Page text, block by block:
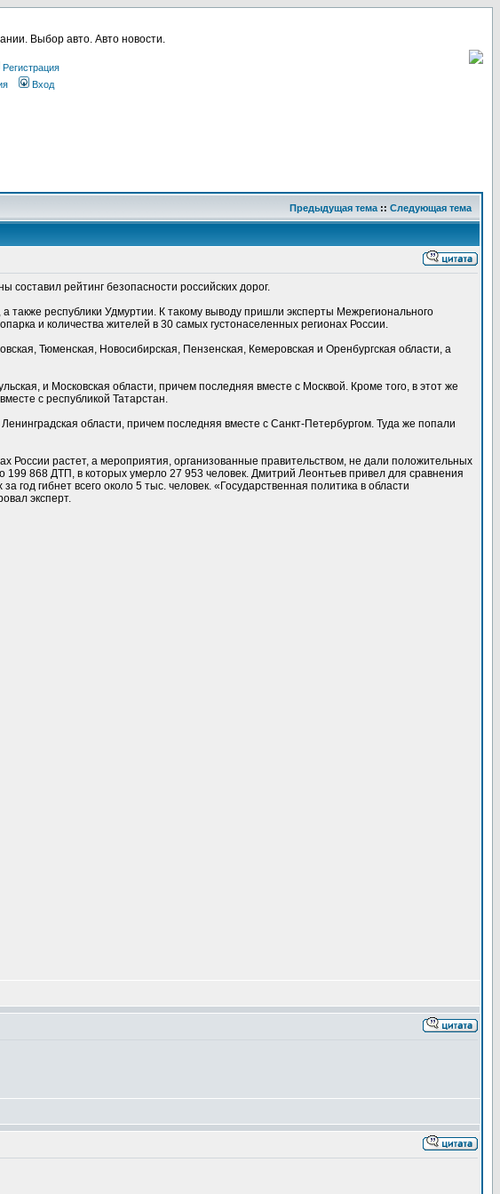
Выбор авто. Авто новости.
Регистрация
Вход
Предыдущая тема :: Следующая тема
составил рейтинг безопасности российских дорог.
республики Удмуртии. К такому выводу пришли эксперты Межрегионального
и количества жителей в 30 самых густонаселенных регионах России.
Тюменская, Новосибирская, Пензенская, Кемеровская и Оренбургская области, а
и Московская области, причем последняя вместе с Москвой. Кроме того, в этот же
с республикой Татарстан.
области, причем последняя вместе с Санкт-Петербургом. Туда же попали
России растет, а мероприятия, организованные правительством, не дали положительных
868 ДТП, в которых умерло 27 953 человек. Дмитрий Леонтьев привел для сравнения
гибнет всего около 5 тыс. человек. «Государственная политика в области
эксперт.